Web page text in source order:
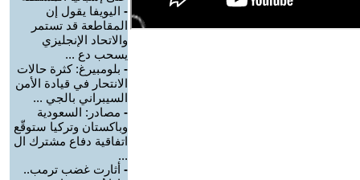
- اليويفا يقول إن
المقاطعة قد تستمر
والاتحاد الإنجليزي
يسحب دع ...
- بلومبيرغ: كثرة حالات
الانتحار في قيادة الأمن
السيبراني بالجي ...
- مصادر: السعودية
وباكستان وتركيا ستوقّع
اتفاقية دفاع مشترك ال
...
- أثارت غضب ترمب..